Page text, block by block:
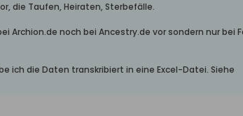
die Taufen, Heiraten, Sterbefälle.
Archion.de noch bei Ancestry.de vor sondern nur bei
ich die Daten transkribiert in eine Excel-Datei. Siehe